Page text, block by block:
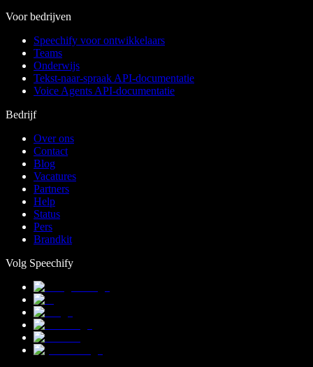
Voor bedrijven
Speechify voor ontwikkelaars
Teams
Onderwijs
Tekst-naar-spraak API-documentatie
Voice Agents API-documentatie
Bedrijf
Over ons
Contact
Blog
Vacatures
Partners
Help
Status
Pers
Brandkit
Volg Speechify